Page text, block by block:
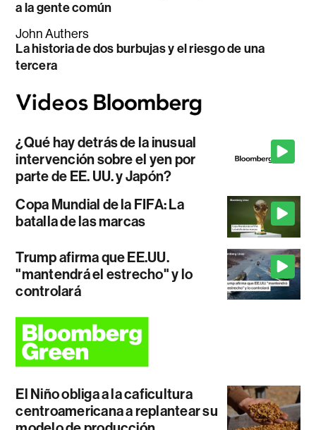
a la gente común
John Authers
La historia de dos burbujas y el riesgo de una
tercera
¿Qué hay detrás de la inusual
intervención sobre el yen por
parte de EE. UU. y Japón?
Copa Mundial de la FIFA: La
batalla de las marcas
Trump afirma que EE.UU.
"mantendrá el estrecho" y lo
controlará
El Niño obliga a la caficultura
centroamericana a replantear su